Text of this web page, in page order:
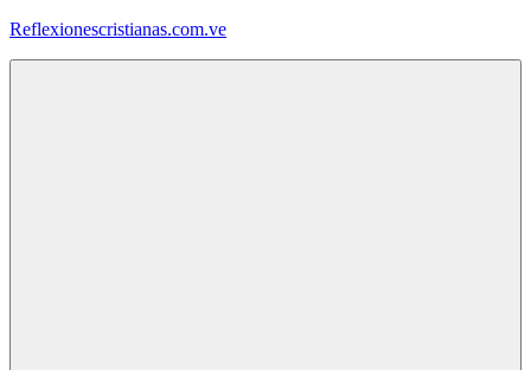
Saltar
Reflexionescristianas.com.ve